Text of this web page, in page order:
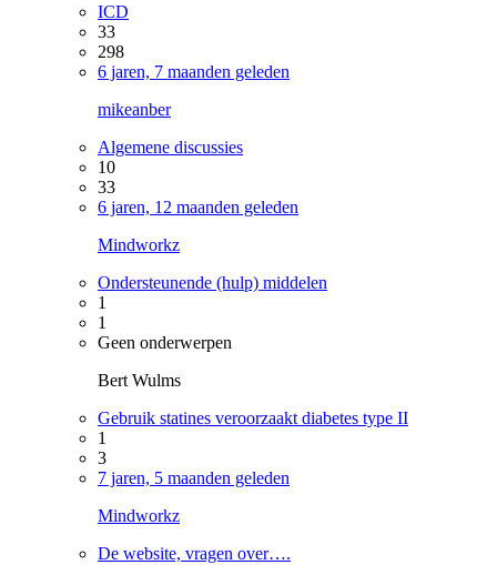
ICD
33
298
6 jaren, 7 maanden geleden
mikeanber
Algemene discussies
10
33
6 jaren, 12 maanden geleden
Mindworkz
Ondersteunende (hulp) middelen
1
1
Geen onderwerpen
Bert Wulms
Gebruik statines veroorzaakt diabetes type II
1
3
7 jaren, 5 maanden geleden
Mindworkz
De website, vragen over….